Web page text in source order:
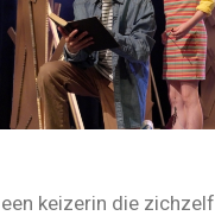
keizerin die zichzelf